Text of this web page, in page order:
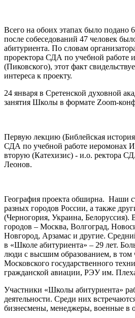
Всего на обоих этапах было подано
после собеседований 47 человек
абитуриента. По словам
проректора СДА по учебной работе
(Пиковского), этот факт
интереса к проекту.
24 января в Сретенской духовной
занятия Школы в формате Zoom-
Первую лекцию (Библейская
СДА по учебной работе иеромонах
вторую (Катехизис) - и.о. ректора
Леонов.
География проекта обширна. Наши
разных городов России, а также
(Черногория, Украина, Белоруссия).
городов – Москва, Волгоград,
Новгород, Арзамас и другие.
в «Школе абитуриента» – 29 лет.
люди с высшим образованием, в
Московского государственного
гражданской авиации, РЭУ им.
Участники «Школы абитуриента»
деятельности. Среди них
бизнесмены, менеджеры, военные в